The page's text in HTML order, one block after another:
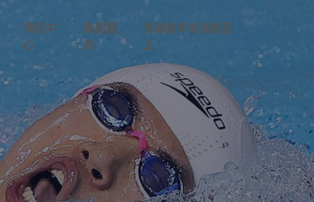
资讯中
心
集团服
务
沟通金年会诚信至
上